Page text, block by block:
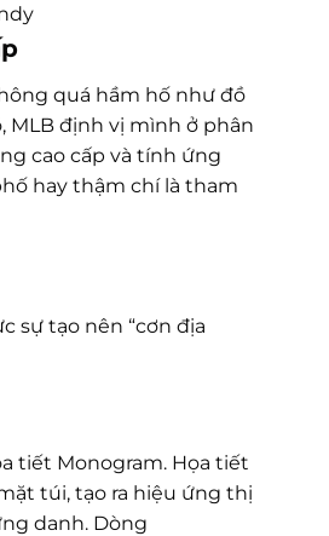
quá hầm hố như đồ
MLB định vị mình ở phân
cao cấp và tính ứng
hay thậm chí là tham
sự tạo nên “cơn địa
tiết Monogram. Họa tiết
túi, tạo ra hiệu ứng thị
danh. Dòng